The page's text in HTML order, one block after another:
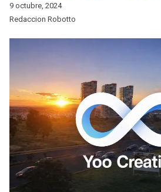
9 octubre, 2024
Redaccion Robotto